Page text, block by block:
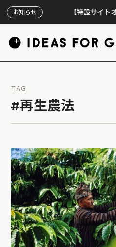
お知らせ 【特設サイトオープ
TAG
#再生農法